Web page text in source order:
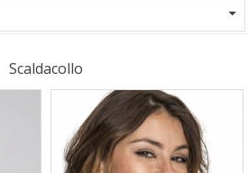
Scaldacollo